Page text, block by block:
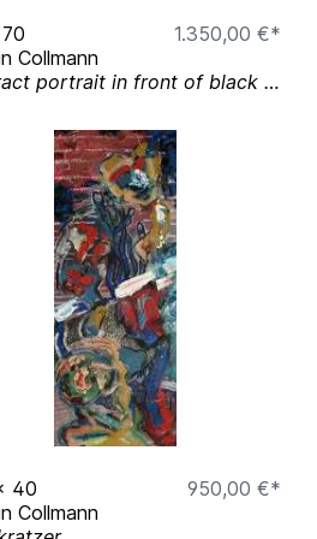
70
1.350,00 €*
Collmann
abstract portrait in front of black with a geometric head and turquoise/ white stripes
40
950,00 €*
Collmann